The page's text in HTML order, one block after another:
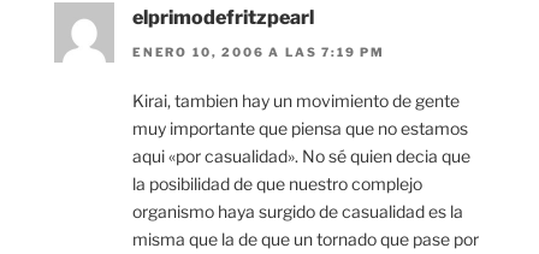
elprimodefritzpearl
ENERO 10, 2006 A LAS 7:19 PM
Kirai, tambien hay un movimiento de gente
muy importante que piensa que no estamos
aqui «por casualidad». No sé quien decia que
la posibilidad de que nuestro complejo
organismo haya surgido de casualidad es la
misma que la de que un tornado que pase por